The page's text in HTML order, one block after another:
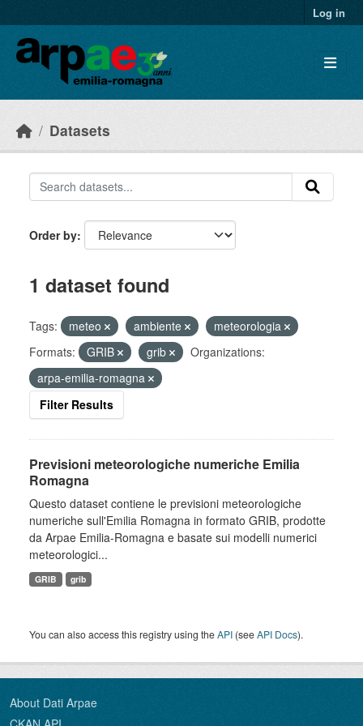
Log in
Datasets
Order by
1 dataset found
Tags: meteo ambiente
meteorologia
Formats:
GRIB grib
Organizations:
arpa-emilia-romagna
Filter Results
Previsioni meteorologiche numeriche Emilia
Romagna
Questo dataset contiene le previsioni meteorologiche
numeriche sull'Emilia Romagna in formato GRIB, prodotte
da Arpae Emilia-Romagna e basate sui modelli numerici
meteorologici...
GRIB grib
You can also access this registry using theAPI (seeAPI Docs).
About Dati Arpae